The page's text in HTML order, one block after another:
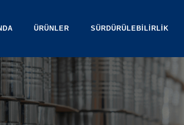
ÜRÜNLER SÜRDÜRÜLEBİLİRLİK